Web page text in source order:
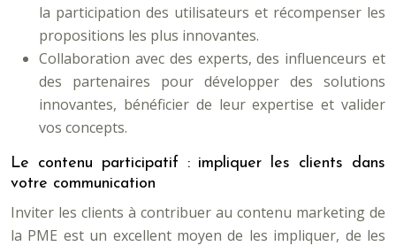
la participation des utilisateurs et récompenser les
propositions les plus innovantes.
Collaboration avec des experts, des influenceurs et
des partenaires pour développer des solutions
innovantes, bénéficier de leur expertise et valider
vos concepts.
Le contenu participatif : impliquer les clients dans
votre communication
Inviter les clients à contribuer au contenu marketing de
la PME est un excellent moyen de les impliquer, de les